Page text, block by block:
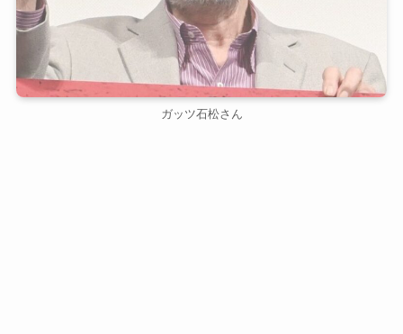
ガッツ石松さん